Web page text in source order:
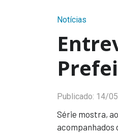
Notícias
Publicado: 14/
Série mostra,
acompanhados